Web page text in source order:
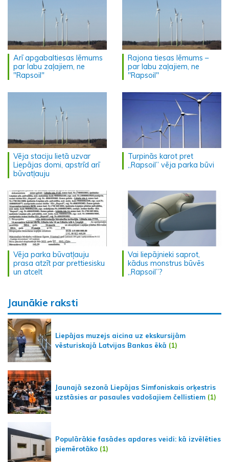
Arī apgabaltiesas lēmums
par labu zaļajiem, ne
"Rapsoil"
Rajona tiesas lēmums –
par labu zaļajiem, ne
"Rapsoil"
Vēja staciju lietā uzvar
Liepājas domi, apstrīd arī
būvatļauju
Turpinās karot pret
„Rapsoil” vēja parka būvi
Vēja parka būvatļauju
prasa atzīt par prettiesisku
un atcelt
Vai liepājnieki saprot,
kādus monstrus būvēs
„Rapsoil”?
Jaunākie raksti
Liepājas muzejs aicina uz ekskursijām
vēsturiskajā Latvijas Bankas ēkā (1)
Jaunajā sezonā Liepājas Simfoniskais orķestris
uzstāsies ar pasaules vadošajiem čellistiem (1)
Populārākie fasādes apdares veidi: kā izvēlēties
piemērotāko (1)